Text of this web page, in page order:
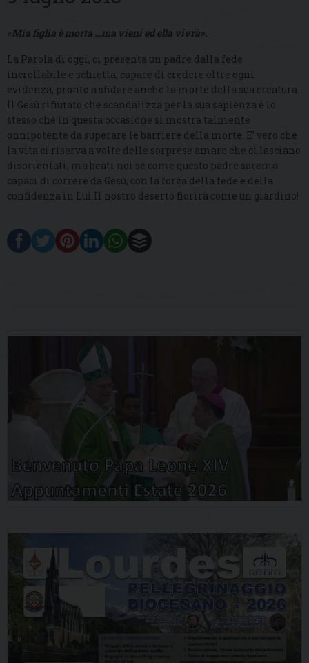
«Mia figlia è morta …ma vieni ed ella vivrà».
La Parola di oggi, ci presenta un padre dalla fede
incrollabile e schietta, capace di credere oltre ogni
evidenza, pronto a sfidare anche la morte della sua creatura.
Il Gesù rifiutato che scandalizza per la sua sapienza è lo
stesso che in questa occasione si mostra talmente
onnipotente da superare le barriere della morte. E’ vero che
la vita ci riserva a volte delle sorprese amare che ci lasciano
disorientati, ma beati noi se come questo padre saremo
capaci di correre da Gesù, con la forza della fede e della
confidenza in Lui.Il nostro deserto fiorirà come un giardino!